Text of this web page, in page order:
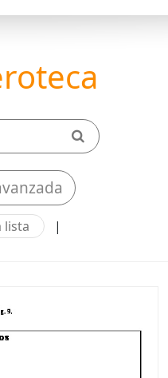
lista |